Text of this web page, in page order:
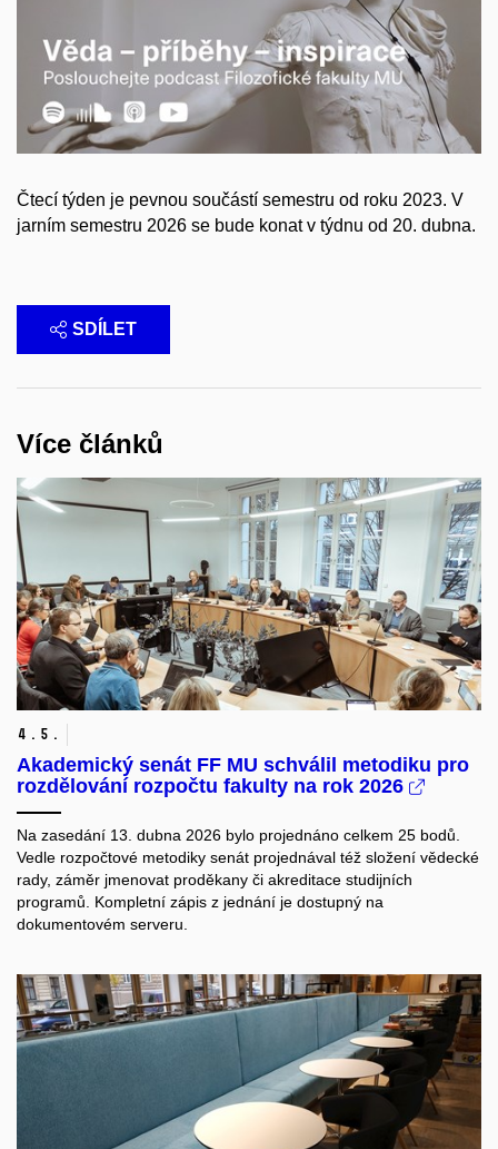
Čtecí týden je pevnou součástí semestru od roku 2023. V
jarním semestru 2026 se bude konat v týdnu od 20. dubna.
SDÍLET
Více článků
4. 5.
Akademický senát FF MU schválil metodiku pro
rozdělování rozpočtu fakulty na rok 2026
Na zasedání 13. dubna 2026 bylo projednáno celkem 25 bodů.
Vedle rozpočtové metodiky senát projednával též složení vědecké
rady, záměr jmenovat proděkany či akreditace studijních
programů. Kompletní zápis z jednání je dostupný na
dokumentovém serveru.